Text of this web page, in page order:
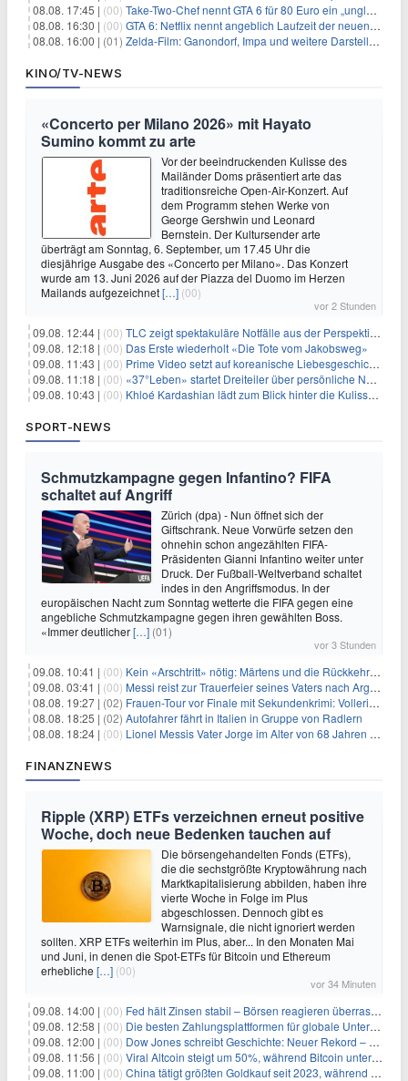
08.08. 17:45 | (00) Take-Two-Chef nennt GTA 6 für 80 Euro ein „unglaubliches Schnäppchen“
08.08. 16:30 | (00) GTA 6: Netflix nennt angeblich Laufzeit der neuen Gameplay-Präsentation
08.08. 16:00 | (01) Zelda-Film: Ganondorf, Impa und weitere Darsteller sollen feststehen
KINO/TV-NEWS
«Concerto per Milano 2026» mit Hayato
Sumino kommt zu arte
Vor der beeindruckenden Kulisse des
Mailänder Doms präsentiert arte das
traditionsreiche Open-Air-Konzert. Auf
dem Programm stehen Werke von
George Gershwin und Leonard
Bernstein. Der Kultursender arte
überträgt am Sonntag, 6. September, um 17.45 Uhr die
diesjährige Ausgabe des «Concerto per Milano». Das Konzert
wurde am 13. Juni 2026 auf der Piazza del Duomo im Herzen
Mailands aufgezeichnet[…] (00)
vor 2 Stunden
09.08. 12:44 | (00) TLC zeigt spektakuläre Notfälle aus der Perspektive der Patienten
09.08. 12:18 | (00) Das Erste wiederholt «Die Tote vom Jakobsweg»
09.08. 11:43 | (00) Prime Video setzt auf koreanische Liebesgeschichte
09.08. 11:18 | (00) «37°Leben» startet Dreiteiler über persönliche Neuanfänge
09.08. 10:43 | (00) Khloé Kardashian lädt zum Blick hinter die Kulissen ihres Freundeskreises
SPORT-NEWS
Schmutzkampagne gegen Infantino? FIFA
schaltet auf Angriff
Zürich (dpa) - Nun öffnet sich der
Giftschrank. Neue Vorwürfe setzen den
ohnehin schon angezählten FIFA-
Präsidenten Gianni Infantino weiter unter
Druck. Der Fußball-Weltverband schaltet
indes in den Angriffsmodus. In der
europäischen Nacht zum Sonntag wetterte die FIFA gegen eine
angebliche Schmutzkampagne gegen ihren gewählten Boss.
«Immer deutlicher[…] (01)
vor 3 Stunden
09.08. 10:41 | (00) Kein «Arschtritt» nötig: Märtens und die Rückkehr nach Paris
09.08. 03:41 | (00) Messi reist zur Trauerfeier seines Vaters nach Argentinien
08.08. 19:27 | (02) Frauen-Tour vor Finale mit Sekundenkrimi: Vollering in Gelb
08.08. 18:25 | (02) Autofahrer fährt in Italien in Gruppe von Radlern
08.08. 18:24 | (00) Lionel Messis Vater Jorge im Alter von 68 Jahren gestorben
FINANZNEWS
Ripple (XRP) ETFs verzeichnen erneut positive
Woche, doch neue Bedenken tauchen auf
Die börsengehandelten Fonds (ETFs),
die die sechstgrößte Kryptowährung nach
Marktkapitalisierung abbilden, haben ihre
vierte Woche in Folge im Plus
abgeschlossen. Dennoch gibt es
Warnsignale, die nicht ignoriert werden
sollten. XRP ETFs weiterhin im Plus, aber... In den Monaten Mai
und Juni, in denen die Spot-ETFs für Bitcoin und Ethereum
erhebliche […] (00)
vor 34 Minuten
09.08. 14:00 | (00) Fed hält Zinsen stabil – Börsen reagieren überraschend volatil
09.08. 12:58 | (00) Die besten Zahlungsplattformen für globale Unternehmen im Jahr 2026
09.08. 12:00 | (00) Dow Jones schreibt Geschichte: Neuer Rekord – und Amazon knackt die nächste Billionen-Marke
09.08. 11:56 | (00) Viral Altcoin steigt um 50%, während Bitcoin unter $65.000 fällt
09.08. 11:00 | (00) China tätigt größten Goldkauf seit 2023, während Goldpreis um 8% steigt